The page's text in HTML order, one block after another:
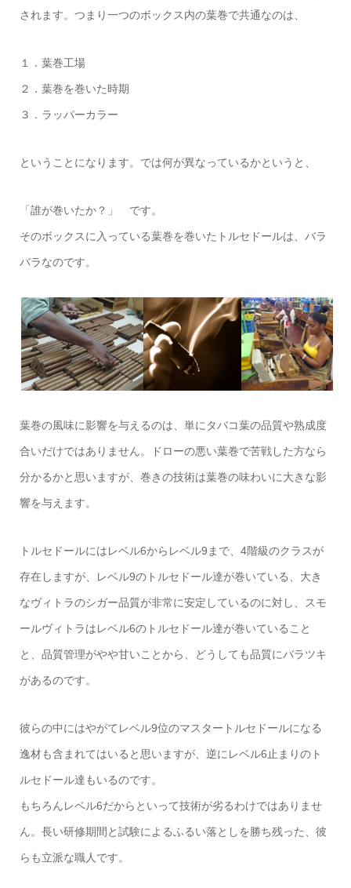
されます。つまり一つのボックス内の葉巻で共通なのは、
１．葉巻工場
２．葉巻を巻いた時期
３．ラッパーカラー
ということになります。では何が異なっているかというと、
「誰が巻いたか？」 です。
そのボックスに入っている葉巻を巻いたトルセドールは、バラ
バラなのです。
葉巻の風味に影響を与えるのは、単にタバコ葉の品質や熟成度
合いだけではありません。ドローの悪い葉巻で苦戦した方なら
分かるかと思いますが、巻きの技術は葉巻の味わいに大きな影
響を与えます。
トルセドールにはレベル6からレベル9まで、4階級のクラスが
存在しますが、レベル9のトルセドール達が巻いている、大き
なヴィトラのシガー品質が非常に安定しているのに対し、スモ
ールヴィトラはレベル6のトルセドール達が巻いていること
と、品質管理がやや甘いことから、どうしても品質にバラツキ
があるのです。
彼らの中にはやがてレベル9位のマスタートルセドールになる
逸材も含まれてはいると思いますが、逆にレベル6止まりのト
ルセドール達もいるのです。
もちろんレベル6だからといって技術が劣るわけではありませ
ん。長い研修期間と試験によるふるい落としを勝ち残った、彼
らも立派な職人です。